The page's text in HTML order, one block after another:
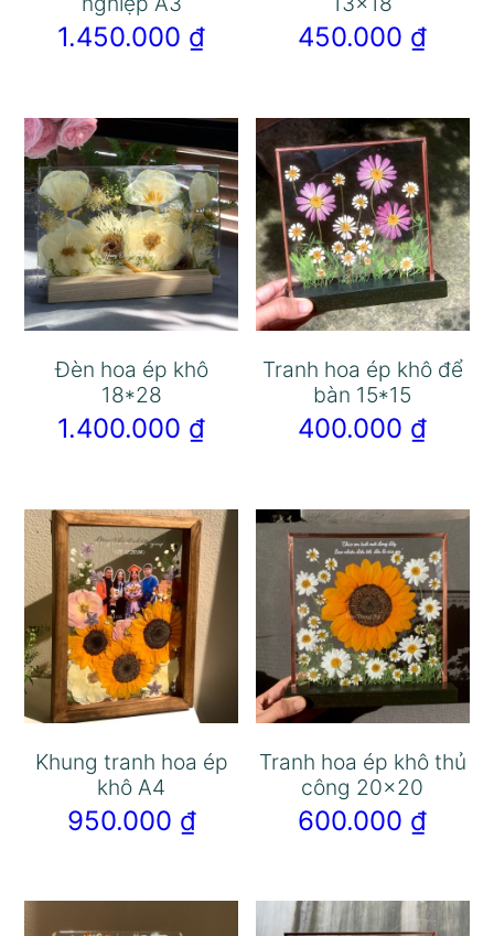
1.450.000 ₫ 450.000 ₫
Đèn hoa ép khô
18*28
1.400.000 ₫
Tranh hoa ép khô để
bàn 15*15
400.000 ₫
Khung tranh hoa ép
khô A4
950.000 ₫
Tranh hoa ép khô thủ
công 20×20
600.000 ₫